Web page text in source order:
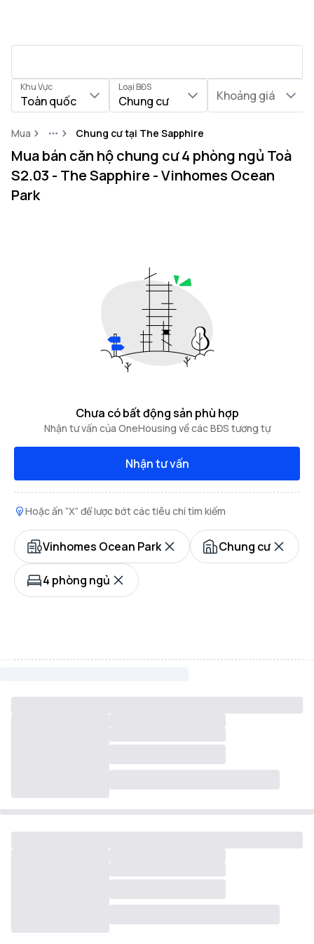
Khu Vực
Toàn quốc
Loại BĐS
Chung cư Khoảng giá
Mua MoreChung cư tại The Sapphire
Mua bán căn hộ chung cư 4 phòng ngủ Toà
S2.03 - The Sapphire - Vinhomes Ocean
Park
Chưa có bất động sản phù hợp
Nhận tư vấn của OneHousing về các BĐS tương tự
Nhận tư vấn
Hoặc ấn “X” để lược bớt các tiêu chí tìm kiếm
Vinhomes Ocean Park Chung cư
4 phòng ngủ